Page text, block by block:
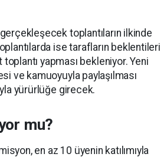
toplantıların ilkinde
ise tarafların beklentileri
yapması bekleniyor. Yeni
ve kamuoyuyla paylaşılması
yürürlüğe girecek.
mu?
en az 10 üyenin katılımıyla